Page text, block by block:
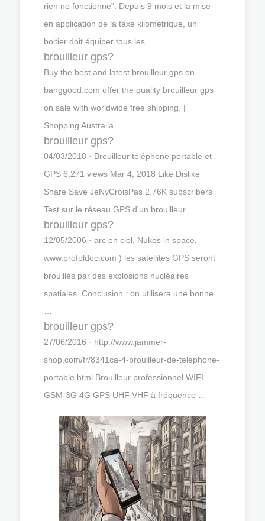
rien ne fonctionne". Depuis 9 mois et la mise
en application de la taxe kilométrique, un
boitier doit équiper tous les …
brouilleur gps?
Buy the best and latest brouilleur gps on
banggood.com offer the quality brouilleur gps
on sale with worldwide free shipping. |
Shopping Australia
brouilleur gps?
04/03/2018 · Brouilleur téléphone portable et
GPS 6,271 views Mar 4, 2018 Like Dislike
Share Save JeNyCroisPas 2.76K subscribers
Test sur le réseau GPS d'un brouilleur …
brouilleur gps?
12/05/2006 · arc en ciel, Nukes in space,
www.profoldoc.com ) les satellites GPS seront
brouillés par des explosions nucléaires
spatiales. Conclusion : on utilisera une bonne
brouilleur gps?
27/06/2016 · http://www.jammer-
shop.com/fr/8341ca-4-brouilleur-de-telephone-
portable.html Brouilleur professionnel WIFI
GSM-3G 4G GPS UHF VHF à fréquence …